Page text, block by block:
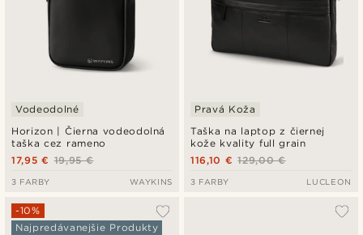
Horizon | Čierna vodeodolná
taška cez rameno
Vodeodolné
19,95 €
17,95 €
3 FARBY WAYKINS
Taška na laptop z čiernej
kože kvality full grain
Pravá Koža
129,00 €
116,10 €
3 FARBY LUCLEON
-10%
Najpredávanejšie Produkty